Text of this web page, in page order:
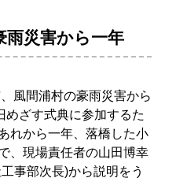
雨災害から一年
風間浦村の豪雨災害から
めざす式典に参加するた
れから一年、落橋した小
、現場責任者の山田博幸
事部次長)から説明をう